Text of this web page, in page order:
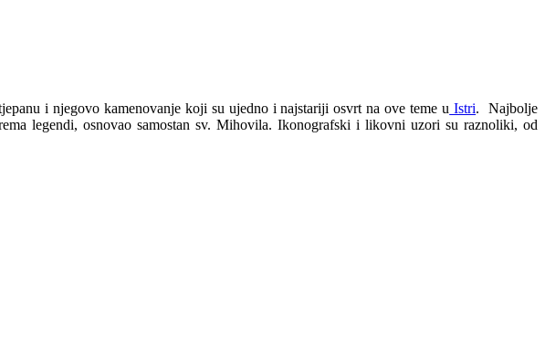
i njegovo kamenovanje koji su ujedno i najstariji osvrt na ove teme u Istri. Najbolje
legendi, osnovao samostan sv. Mihovila. Ikonografski i likovni uzori su raznoliki, od